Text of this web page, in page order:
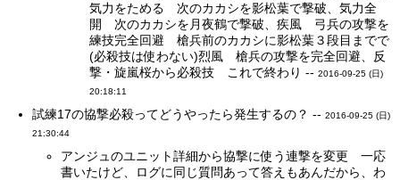
気力をためる 次のカカシを影松葉で撃破、気力全
開 次のカカシを月夜鶴で撃破、疾風 弓兵の攻撃を
練技完全回避 槍兵前のカカシに影松葉３段目までで
(必殺技は使わない)烈風 槍兵の攻撃を完全回避、反
撃・旋嵐桜から必殺技 これで終わり --2016-09-25 (日)
20:18:11
試練17の協撃必殺ってどうやったら発生するの？ --2016-09-25 (日)
21:30:44
アンジュのユニット詳細から協撃に使う連撃を変更 一応
書いたけど、ログに同じ質問あって答えもあんだから、わ